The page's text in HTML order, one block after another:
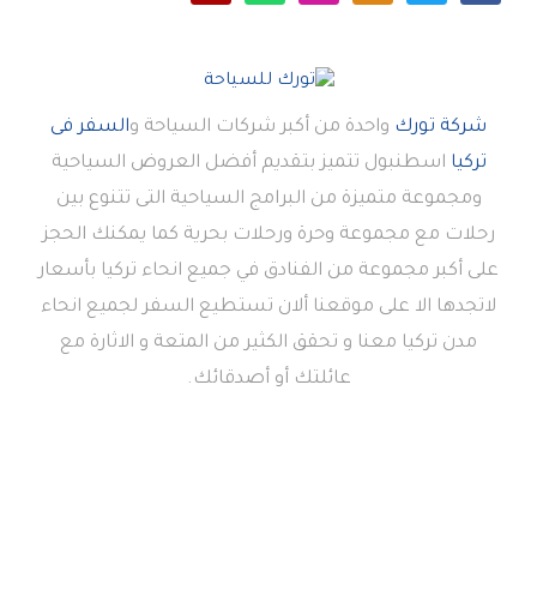
شركة تورك واحدة من أكبر شركات السياحة والسفر فى
تركيا اسطنبول تتميز بتقديم أفضل العروض السياحية
ومجموعة متميزة من البرامج السياحية التى تتنوع بين
رحلات مع مجموعة وحرة ورحلات بحرية كما يمكنك الحجز
على أكبر مجموعة من الفنادق في جميع انحاء تركيا بأسعار
لاتجدها الا على موقعنا ألان تستطيع السفر لجميع انحاء
مدن تركيا معنا و تحقق الكثير من المتعة و الاثارة مع
عائلتك أو أصدقائك.